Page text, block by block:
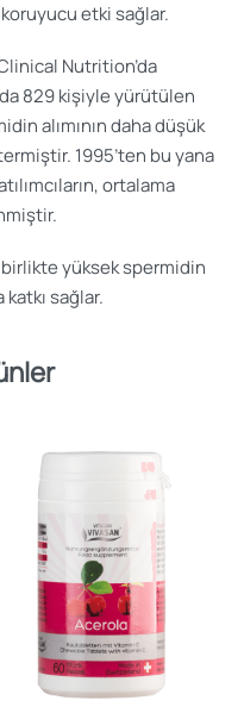
etki sağlar.
Nutrition’da
829 kişiyle yürütülen
alımının daha düşük
1995’ten bu yana
ortalama
yüksek spermidin
katkı sağlar.